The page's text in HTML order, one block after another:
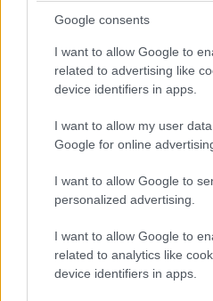
Google consents
I want to allow Google to
related to advertising like
device identifiers in apps.
I want to allow my user
Google for online
I want to allow Google to
personalized advertising.
I want to allow Google to
related to analytics like
device identifiers in apps.
ΚΟΙΝΩΝΊΑ
Κήρυγμα Μητρόπολης
Φλώρινης, Πρεσπών
και Εορδαίας: Το
θαύμα της θεραπείας
του επιληπτικού
δαιμονικό πνεύμα
9 Αυγούστου 2026, 10:32